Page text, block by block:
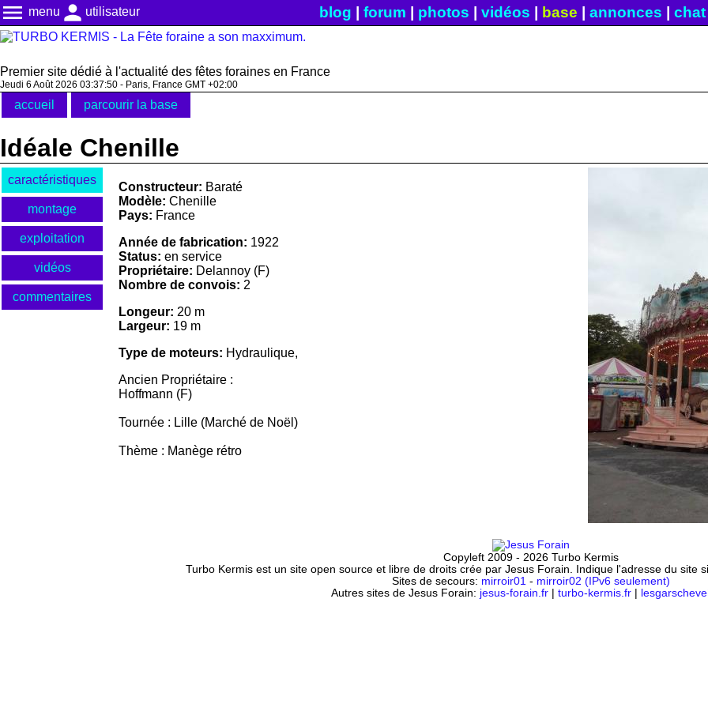
menu menu person utilisateur blog forum photos vidéos base annonces chat|
Premier site dédié à l'actualité des fêtes foraines en France
Jeudi 6 Août 2026 03:37:50 - Paris, France GMT +02:00
accueil parcourir la base
Idéale Chenille
caractéristiques
montage
exploitation
vidéos
commentaires
Constructeur: Baraté
Modèle: Chenille
Pays: France
Année de fabrication: 1922
Status: en service
Propriétaire: Delannoy (F)
Nombre de convois: 2
Longeur: 20 m
Largeur: 19 m
Type de moteurs: Hydraulique,
Ancien Propriétaire :
Hoffmann (F)
Tournée : Lille (Marché de Noël)
Thème : Manège rétro
Copyleft 2009 - 2026 Turbo Kermis
Turbo Kermis est un site open source et libre de droits crée par Jesus Forain. Indique l'adresse du site
Sites de secours: mirroir01 - mirroir02 (IPv6 seulement)
Autres sites de Jesus Forain: jesus-forain.fr| turbo-kermis.fr|